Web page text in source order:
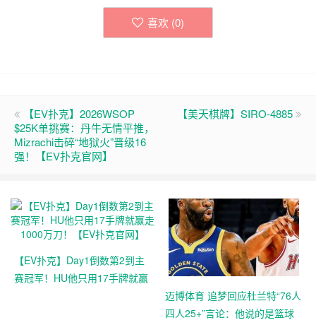
喜欢 (0)
【EV扑克】2026WSOP
$25K单挑赛：丹牛无情平推，
Mizrachi击碎“地狱火”晋级16
强！【EV扑克官网】
【美天棋牌】SIRO-4885
【EV扑克】Day1倒数第2到主
赛冠军！HU他只用17手牌就赢
迈博体育 追梦回应杜兰特“76人
四人25+”言论：他说的是篮球